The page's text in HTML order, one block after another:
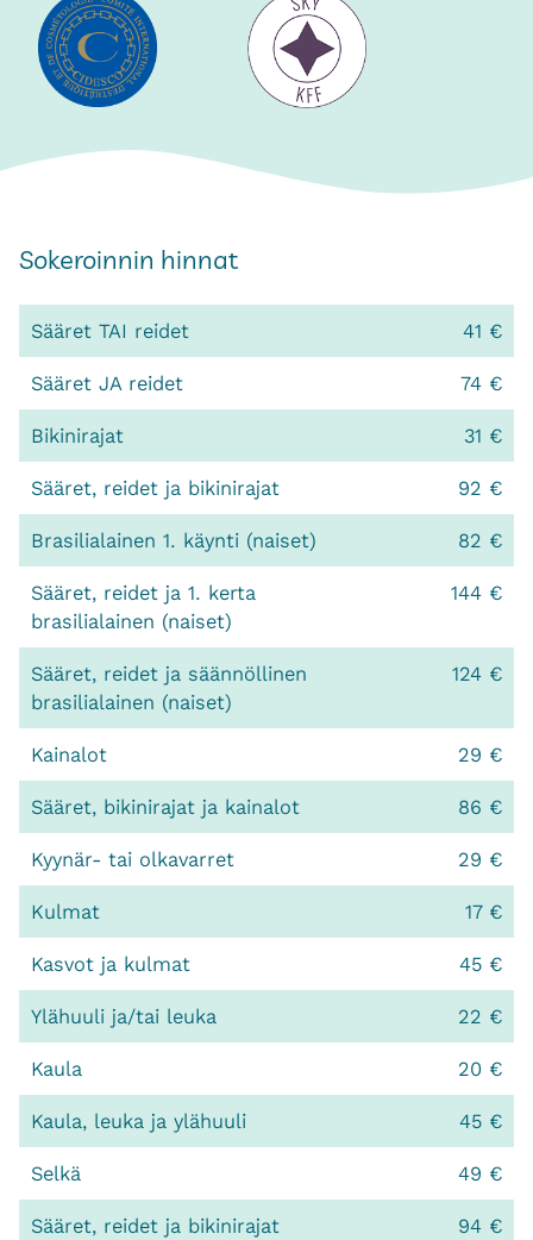
Sokeroinnin hinnat
Sääret TAI reidet 41 €
Sääret JA reidet 74 €
Bikinirajat 31 €
Sääret, reidet ja bikinirajat 92 €
Brasilialainen 1. käynti (naiset) 82 €
Sääret, reidet ja 1. kerta
brasilialainen (naiset)
144 €
Sääret, reidet ja säännöllinen
brasilialainen (naiset)
124 €
Kainalot 29 €
Sääret, bikinirajat ja kainalot 86 €
Kyynär- tai olkavarret 29 €
Kulmat 17 €
Kasvot ja kulmat 45 €
Ylähuuli ja/tai leuka 22 €
Kaula 20 €
Kaula, leuka ja ylähuuli 45 €
Selkä 49 €
Sääret, reidet ja bikinirajat 94 €